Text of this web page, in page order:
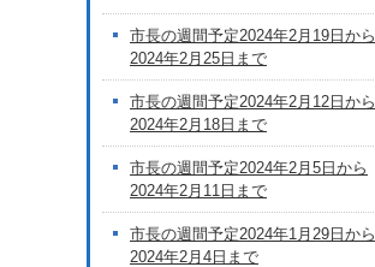
市長の週間予定2024年2月19日から
2024年2月25日まで
市長の週間予定2024年2月12日から
2024年2月18日まで
市長の週間予定2024年2月5日から
2024年2月11日まで
市長の週間予定2024年1月29日から
2024年2月4日まで